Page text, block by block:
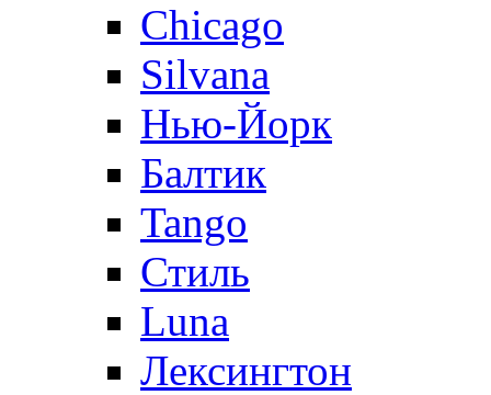
Chicago
Silvana
Нью-Йорк
Балтик
Tango
Стиль
Luna
Лексингтон